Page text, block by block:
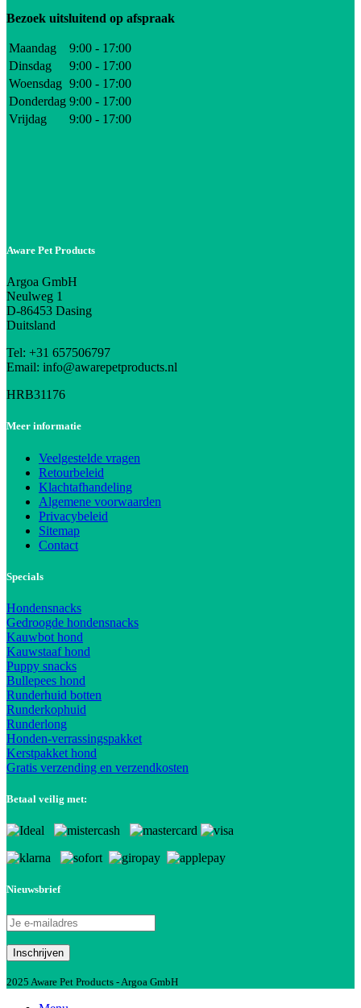
Bezoek uitsluitend op afspraak
Maandag
9:00 - 17:00
Dinsdag
9:00 - 17:00
Woensdag 9:00 - 17:00
Donderdag 9:00 - 17:00
Vrijdag
9:00 - 17:00
Aware Pet Products
Argoa GmbH
Neulweg 1
D-86453 Dasing
Duitsland
Tel: +31 657506797
Email: info@awarepetproducts.nl
HRB31176
Meer informatie
Veelgestelde vragen
Retourbeleid
Klachtafhandeling
Algemene voorwaarden
Privacybeleid
Sitemap
Contact
Specials
Hondensnacks
Gedroogde hondensnacks
Kauwbot hond
Kauwstaaf hond
Puppy snacks
Bullepees hond
Runderhuid botten
Runderkophuid
Runderlong
Honden-verrassingspakket
Kerstpakket hond
Gratis verzending en verzendkosten
Betaal veilig met:
Nieuwsbrief
2025 Aware Pet Products - Argoa GmbH